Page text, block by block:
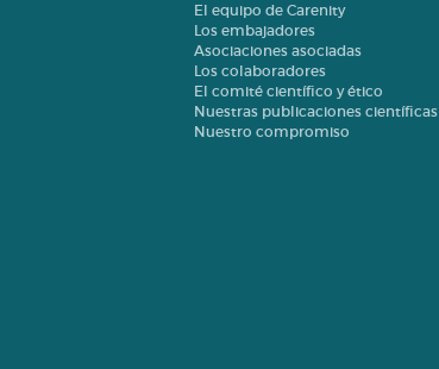
El equipo de Carenity
Los embajadores
Asociaciones asociadas
Los colaboradores
El comité científico y ético
Nuestras publicaciones científicas
Nuestro compromiso